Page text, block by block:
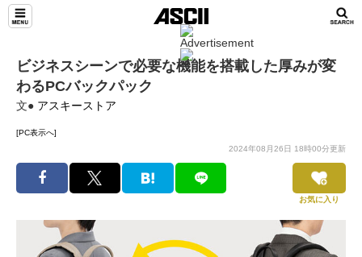
ビジネスシーンで必要な機能を搭載した厚みが変
わるPCバックパック
文● アスキーストア
[PC表示へ]
2024年08月26日 18時00分更新
お気に入り